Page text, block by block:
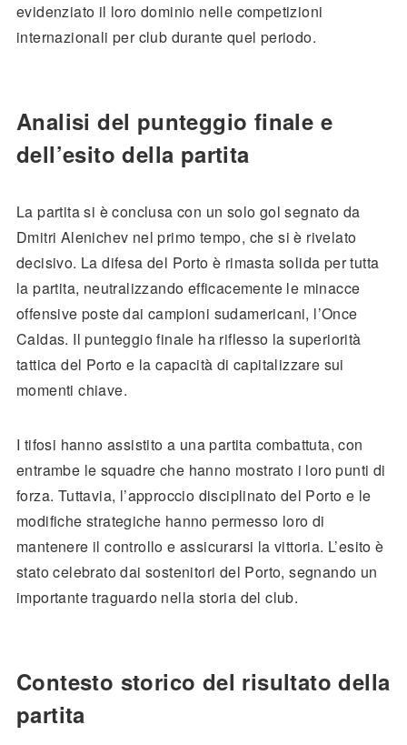
evidenziato il loro dominio nelle competizioni
internazionali per club durante quel periodo.
Analisi del punteggio finale e
dell’esito della partita
La partita si è conclusa con un solo gol segnato da
Dmitri Alenichev nel primo tempo, che si è rivelato
decisivo. La difesa del Porto è rimasta solida per tutta
la partita, neutralizzando efficacemente le minacce
offensive poste dai campioni sudamericani, l’Once
Caldas. Il punteggio finale ha riflesso la superiorità
tattica del Porto e la capacità di capitalizzare sui
momenti chiave.
I tifosi hanno assistito a una partita combattuta, con
entrambe le squadre che hanno mostrato i loro punti di
forza. Tuttavia, l’approccio disciplinato del Porto e le
modifiche strategiche hanno permesso loro di
mantenere il controllo e assicurarsi la vittoria. L’esito è
stato celebrato dai sostenitori del Porto, segnando un
importante traguardo nella storia del club.
Contesto storico del risultato della
partita